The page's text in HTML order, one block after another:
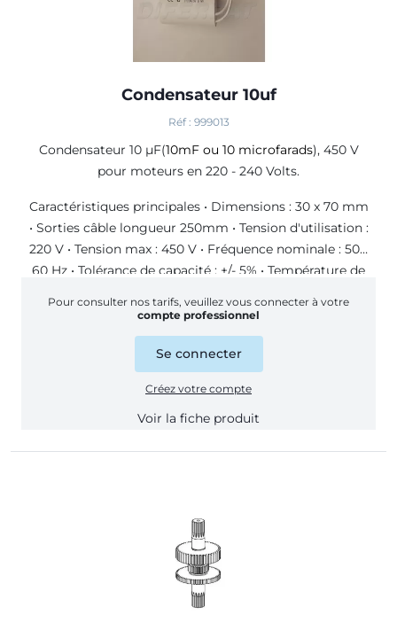
Condensateur 10uf
Réf : 999013
Condensateur 10 µF(10mF ou 10 microfarads), 450 V
pour moteurs en 220 - 240 Volts.
Caractéristiques principales • Dimensions : 30 x 70 mm
• Sorties câble longueur 250mm • Tension d'utilisation :
220 V • Tension max : 450 V • Fréquence nominale : 50 /
60 Hz • Tolérance de capacité : +/- 5% • Température de
Pour consulter nos tarifs, veuillez vous connecter à votre
compte professionnel
Se connecter
Créez votre compte
Voir la fiche produit